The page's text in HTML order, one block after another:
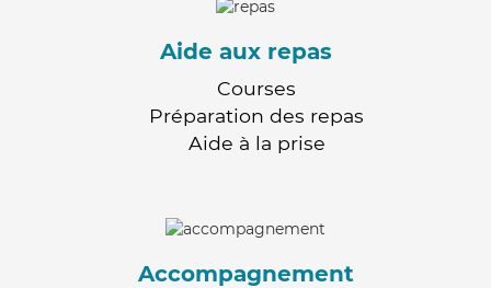
Aide aux repas
Courses
Préparation des repas
Aide à la prise
Accompagnement